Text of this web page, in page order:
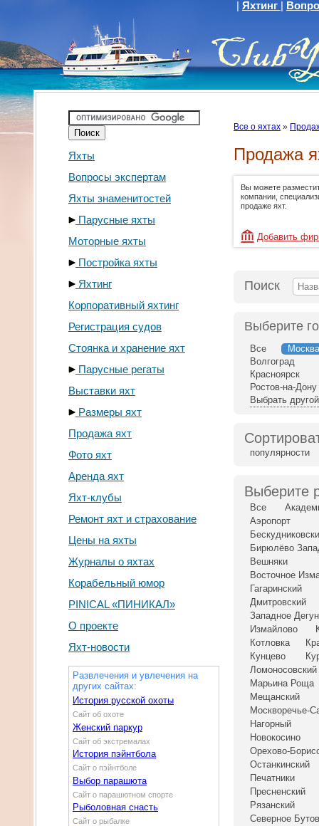
Яхтинг
Яхты
Вопросы экспертам
Яхты знаменитостей
Парусные яхты
Моторные яхты
Постройка яхты
Яхтинг
Корпоративный яхтинг
Регистрация судов
Стоянка и хранение яхт
Парусные регаты
Выставки яхт
Размеры яхт
Продажа яхт
Фото яхт
Аренда яхт
Яхт-клубы
Ремонт яхт и страхование
Цены на яхты
Журналы о яхтах
Корабельный юмор
PINICAL «ПИНИКАЛ»
О проекте
Яхт-новости
Развлечения и увлечения на
других сайтах:
История русской охоты
Сайт об охоте
Женский паркур
Сайт об экстремалах
История пэйнтбола
Сайт о пэйнтболе
Выбор парашюта
Сайт о парашютном спорте
Рыболовная снасть
Сайт о рыбалке
Все о яхтах »
Продажа
Вы можете
компании,
продаже яхт.
Добавить
Поиск
Выберите
Все Москва
Волгоград
Красноярск
Ростов-на-Дону
Выбрать
популярности
Выберите
Все
Аэропорт
Бирюлёво
Вешняки
Восточное
Гагаринский
Дмитровский
Западное
Измайлово
Котловка
Кунцево
Ломоносовский
Марьина Роща
Мещанский
Москворечье-
Нагорный
Новокосино
Орехово-
Останкинский
Печатники
Пресненский
Рязанский
Северное